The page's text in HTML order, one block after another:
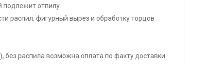
подлежит отпилу.
распил, фигурный вырез и обработку торцов
без распила возможна оплата по факту доставки.